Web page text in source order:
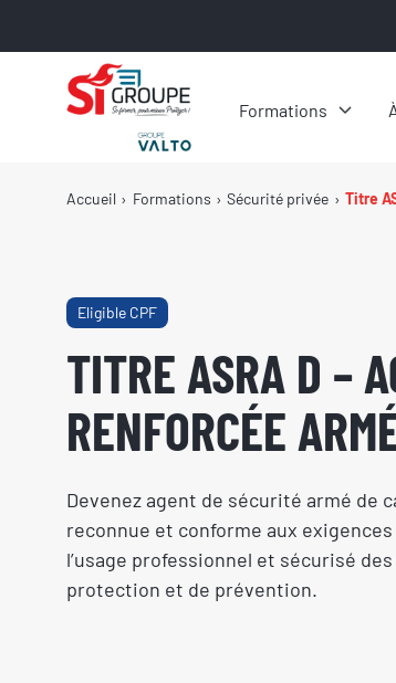
Formations
Accueil Formations Sécurité privée Titre
Eligible CPF
TITRE ASRA D –
RENFORCÉE
Devenez agent de sécurité armé de
reconnue et conforme aux
l’usage professionnel et sécurisé
protection et de prévention.